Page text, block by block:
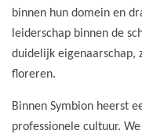
binnen hun domein en
leiderschap binnen de
duidelijk eigenaarschap,
floreren.
Binnen Symbion heerst
professionele cultuur.